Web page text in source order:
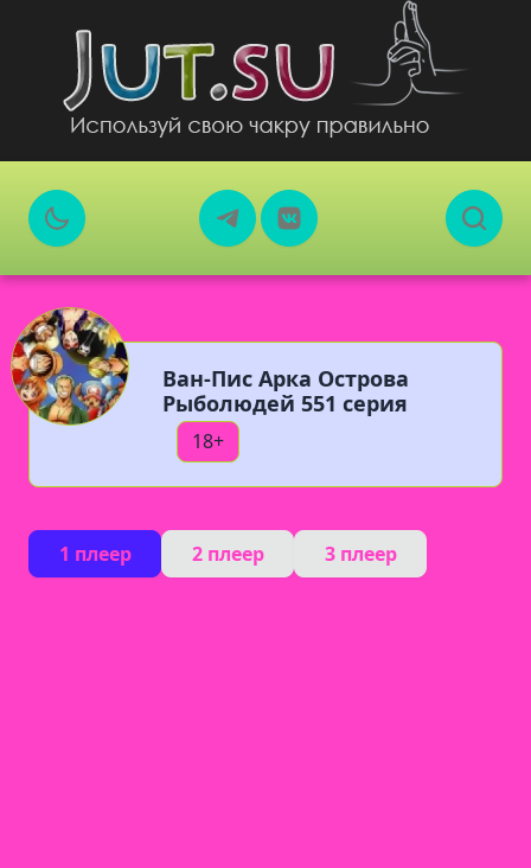
Ван-Пис Арка Острова
Рыболюдей 551 серия
18+
1 плеер 2 плеер 3 плеер